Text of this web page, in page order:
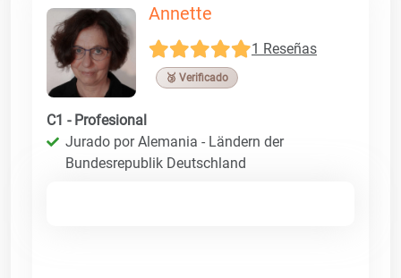
Annette
1 Reseñas
🥉 Verificado
C1 - Profesional
Jurado por Alemania - Ländern der
Bundesrepublik Deutschland